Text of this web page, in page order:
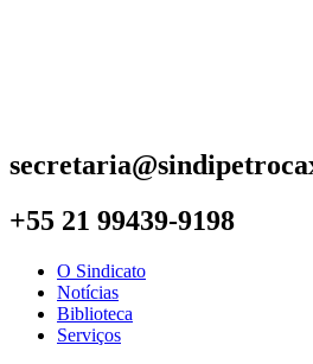
+55 21 99439-9198
O Sindicato
Notícias
Biblioteca
Serviços